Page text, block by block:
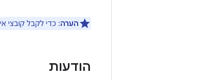
הערה: כדי לקבל קובצי
הודעות